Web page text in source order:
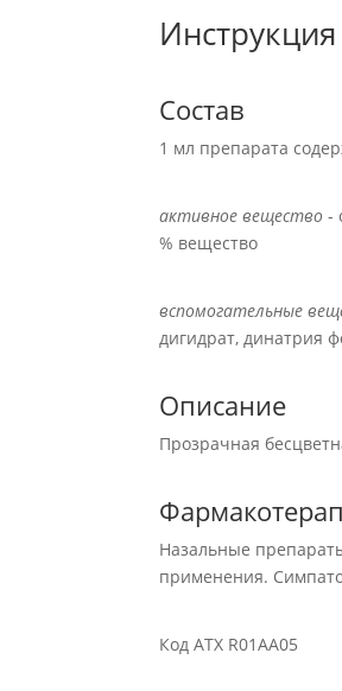
Состав
1 мл препарата
активное вещество -
% вещество
вспомогательные
дигидрат, динатрия
Описание
Прозрачная
Назальные
применения.
Код АТХ R01AA05